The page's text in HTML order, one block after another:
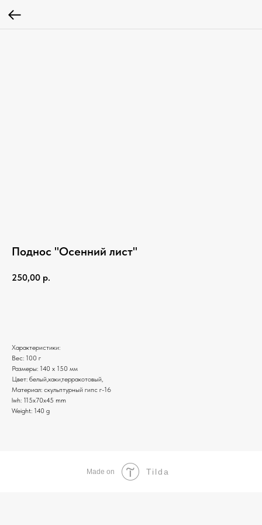
Поднос "Осенний лист"
250,00 р.
Характеристики:
Вес: 100 г
Размеры: 140 х 150 мм
Цвет: белый,хаки,терракотовый,
Материал: скульптурный гипс г-16
lwh: 115x70x45 mm
Weight: 140 g
Made on Tilda